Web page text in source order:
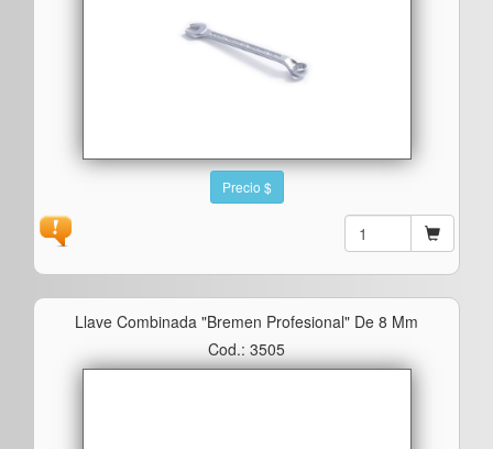
Precio $
Llave Combinada "bremen Profesional" De 8 Mm
Cod.: 3505